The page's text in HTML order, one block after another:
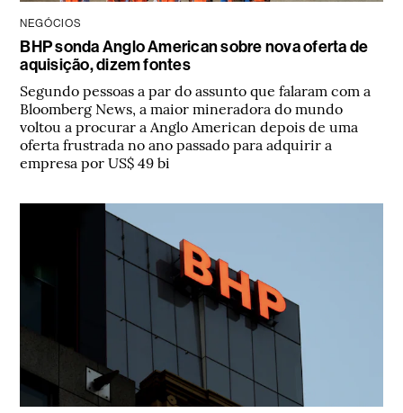
NEGÓCIOS
BHP sonda Anglo American sobre nova oferta de
aquisição, dizem fontes
Segundo pessoas a par do assunto que falaram com a
Bloomberg News, a maior mineradora do mundo
voltou a procurar a Anglo American depois de uma
oferta frustrada no ano passado para adquirir a
empresa por US$ 49 bi